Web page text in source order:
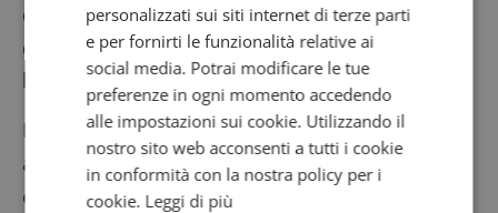
ottenere dati sull’utilizzo del web e realizzare
delle statistiche.
Nielsen Online: quali sono i premi
Partecipando al panel mobile Nielsen per un
anno intero, accumulerai punti che potranno
essere riscattati per ottenere premi. Riceverai
personalizzati sui siti internet di terze parti
e per fornirti le funzionalità relative ai
social media. Potrai modificare le tue
preferenze in ogni momento accedendo
alle impostazioni sui cookie. Utilizzando il
nostro sito web acconsenti a tutti i cookie
in conformità con la nostra policy per i
cookie. Leggi di più